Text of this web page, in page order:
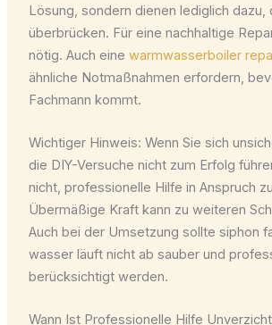
Lösung, sondern dienen lediglich dazu,
überbrücken. Für eine nachhaltige
nötig. Auch eine warmwasserboiler
ähnliche Notmaßnahmen erfordern,
Fachmann kommt.
Wichtiger Hinweis: Wenn Sie sich
die DIY-Versuche nicht zum Erfolg
nicht, professionelle Hilfe in Anspruch
Übermäßige Kraft kann zu weiteren
Auch bei der Umsetzung sollte siphon
wasser läuft nicht ab sauber und
berücksichtigt werden.
Wann Ist Professionelle Hilfe